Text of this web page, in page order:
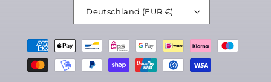
Deutschland (EUR €)
Zahlungsmethoden